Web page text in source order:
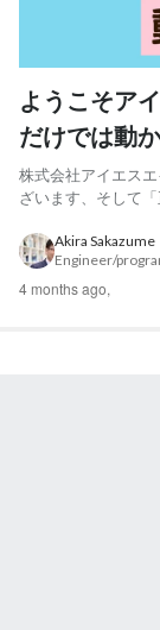
ようこそア
だけでは動
株式会社アイエス
ざいます、そして
さんと一緒にこの4
が多かった本に岡田
Akira Sakazume
Engineer/
4 months ago,